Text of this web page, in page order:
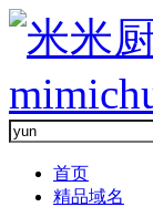
首页
精品域名